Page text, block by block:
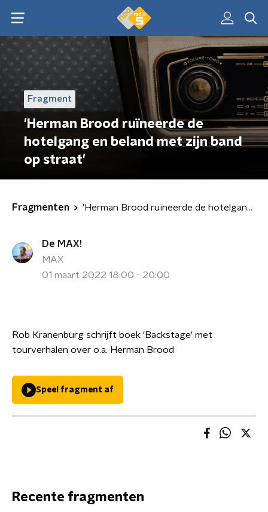
Fragment
'Herman Brood ruïneerde de
hotelgang en beland met zijn band
op straat'
Fragmenten 'Herman Brood ruïneerde de hotelgang en beland met zijn band op straat'
De MAX!
MAX
01 maart 2022 18:00 - 20:00
Rob Kranenburg schrijft boek 'Backstage' met
tourverhalen over o.a. Herman Brood
Speel fragment af
Recente fragmenten